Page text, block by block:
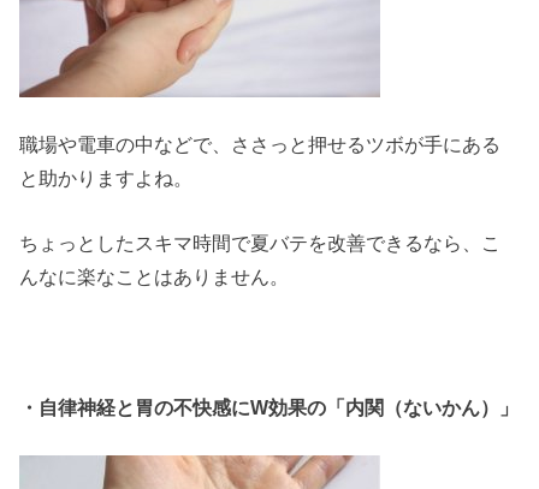
職場や電車の中などで、ささっと押せるツボが手にある
と助かりますよね。
ちょっとしたスキマ時間で夏バテを改善できるなら、こ
んなに楽なことはありません。
・自律神経と胃の不快感にW効果の「内関（ないかん）」